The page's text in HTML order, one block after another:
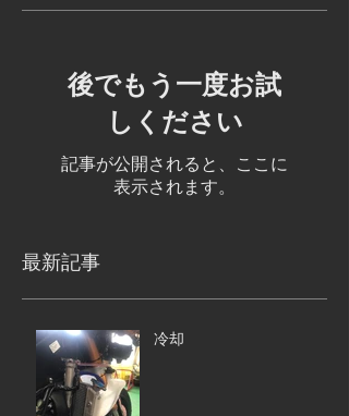
後でもう一度お試
しください
記事が公開されると、ここに
表示されます。
最新記事
冷却